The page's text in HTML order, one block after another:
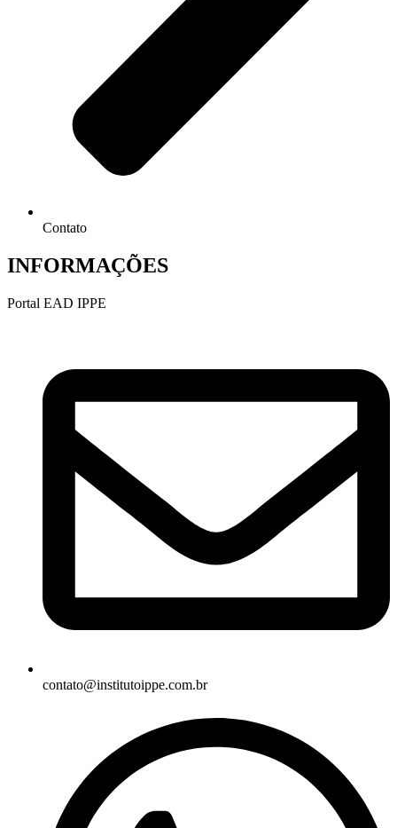
Contato
INFORMAÇÕES
Portal EAD IPPE
contato@institutoippe.com.br